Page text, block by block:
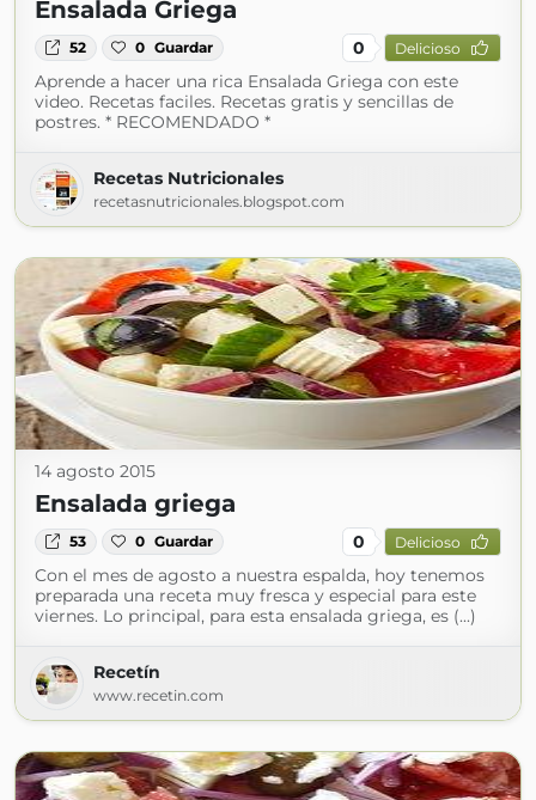
Ensalada Griega
52 0 Guardar 0 Delicioso
Aprende a hacer una rica Ensalada Griega con este
video. Recetas faciles. Recetas gratis y sencillas de
postres. * RECOMENDADO *
Recetas Nutricionales
recetasnutricionales.blogspot.com
14 agosto 2015
Ensalada griega
53 0 Guardar 0 Delicioso
Con el mes de agosto a nuestra espalda, hoy tenemos
preparada una receta muy fresca y especial para este
viernes. Lo principal, para esta ensalada griega, es (...)
Recetín
www.recetin.com